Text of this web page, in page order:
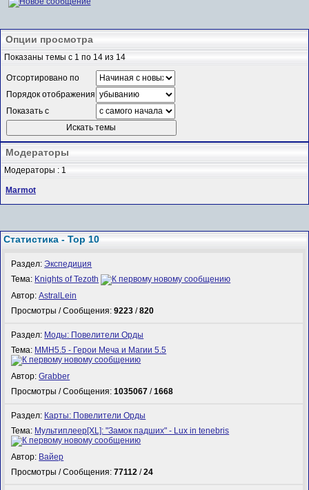
Опции просмотра
Показаны темы с 1 по 14 из 14
Отсортировано по
Порядок отображения
Показать с
Модераторы
Модераторы : 1
Marmot
Статистика - Top 10
Раздел:Экспедиция
Тема: Knights of Tezoth
Автор:AstralLein
Просмотры / Сообщения:9223 /820
Раздел: Моды: Повелители Орды
Тема: MMH5.5 - Герои Меча и Магии 5.5
Автор:Grabber
Просмотры / Сообщения:1035067 /1668
Раздел: Карты: Повелители Орды
Тема: Мультиплеер[XL]: "Замок падших" - Lux in tenebris
Автор: Вайер
Просмотры / Сообщения:77112 /24